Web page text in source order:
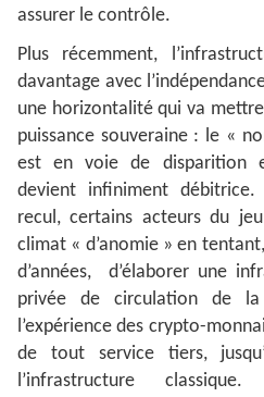
assurer le contrôle.
Plus récemment,
davantage avec
une horizontalité qui va
puissance souveraine : le «
est en voie de disparition
devient infiniment
recul, certains acteurs du
climat « d’anomie » en
d’années, d’élaborer une
privée de circulation de
l’expérience des crypto-
de tout service tiers,
l’infrastructure